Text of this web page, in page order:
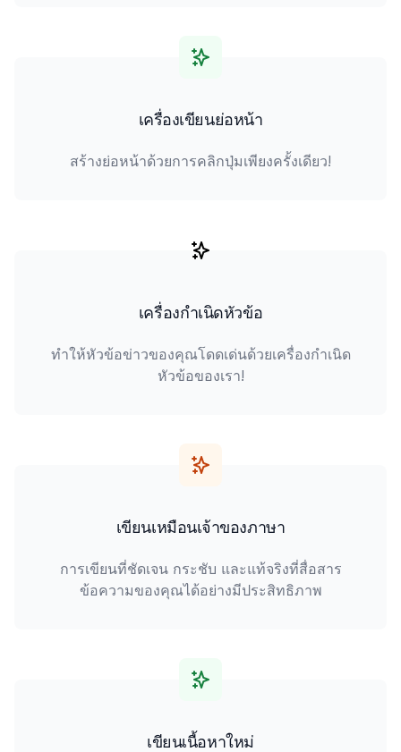
เครื่องเขียนย่อหน้า
สร้างย่อหน้าด้วยการคลิกปุ่มเพียงครั้งเดียว!
เครื่องกำเนิดหัวข้อ
ทำให้หัวข้อข่าวของคุณโดดเด่นด้วยเครื่องกำเนิด
หัวข้อของเรา!
เขียนเหมือนเจ้าของภาษา
การเขียนที่ชัดเจน กระชับ และแท้จริงที่สื่อสาร
ข้อความของคุณได้อย่างมีประสิทธิภาพ
เขียนเนื้อหาใหม่